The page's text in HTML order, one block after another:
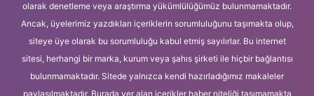
olarak denetleme veya araştırma yükümlülüğümüz bulunmamaktadır.
Ancak, üyelerimiz yazdıkları içeriklerin sorumluluğunu taşımakta olup,
siteye üye olarak bu sorumluluğu kabul etmiş sayılırlar. Bu internet
sitesi, herhangi bir marka, kurum veya şahıs şirketi ile hiçbir bağlantısı
bulunmamaktadır. Sitede yalnızca kendi hazırladığımız makaleler
paylaşılmaktadır. Burada yer alan içerikler haber niteliği taşımamakta